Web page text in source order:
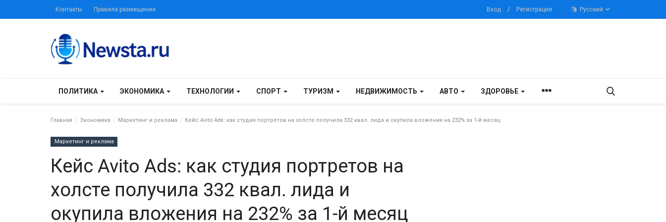
Контакты Правила размещения Вход / Регистрация Русский
ПОЛИТИКА ЭКОНОМИКА ТЕХНОЛОГИИ СПОРТ ТУРИЗМ НЕДВИЖИМОСТЬ АВТО ЗДОРОВЬЕ
Главная Экономика Маркетинг и реклама Кейс Avito Ads: как студия портретов на холсте получила 332 квал. лида и окупила вложения на 232% за 1-й месяц
Маркетинг и реклама
Кейс Avito Ads: как студия портретов на
холсте получила 332 квал. лида и
окупила вложения на 232% за 1-й месяц